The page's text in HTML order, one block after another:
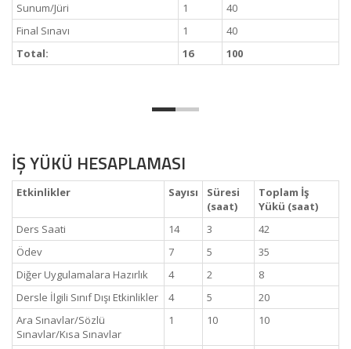
Sunum/Jüri
1
40
Final Sınavı
1
40
Total:
16 100
İŞ YÜKÜ HESAPLAMASI
Etkinlikler Sayısı
Süresi
(saat)
Toplam İş
Yükü (saat)
Ders Saati
14 3
42
Ödev
7 5
35
Diğer Uygulamalara Hazırlık
4 2
8
Dersle İlgili Sınıf Dışı Etkinlikler
4 5
20
Ara Sınavlar/Sözlü
Sınavlar/Kısa Sınavlar
1 10 10